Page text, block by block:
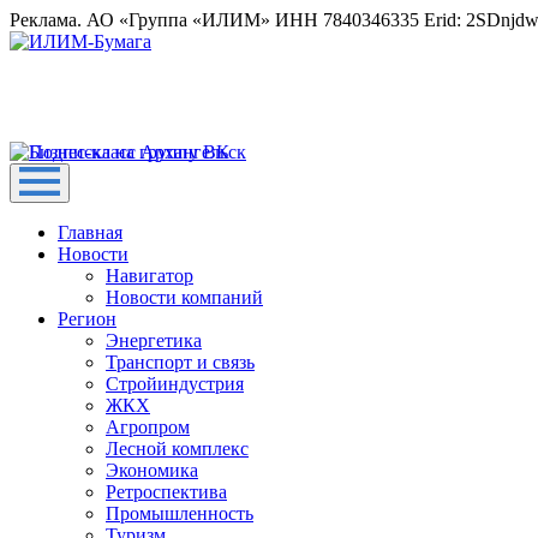
Реклама. АО «Группа «ИЛИМ» ИНН 7840346335 Erid:
Главная
Новости
Навигатор
Новости компаний
Регион
Энергетика
Транспорт и связь
Стройиндустрия
ЖКХ
Агропром
Лесной комплекс
Экономика
Ретроспектива
Промышленность